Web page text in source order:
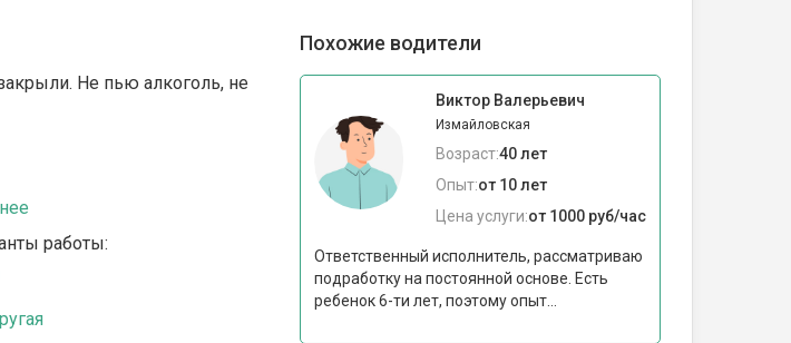
Не пью алкоголь, не
работы:
Похожие водители
Виктор Валерьевич
Измайловская
Возраст:40 лет
Опыт:от 10 лет
Цена услуги:от 1000 руб/час
Ответственный исполнитель, рассматриваю
подработку на постоянной основе. Есть
ребенок 6-ти лет, поэтому опыт...